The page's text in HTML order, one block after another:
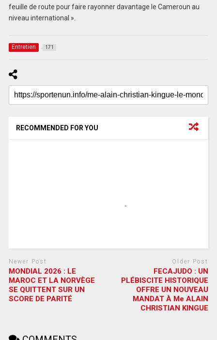
feuille de route pour faire rayonner davantage le Cameroun au
niveau international ».
Entretien 171
RECOMMENDED FOR YOU
Newer Post
MONDIAL 2026 : LE
MAROC ET LA NORVÈGE
SE QUITTENT SUR UN
SCORE DE PARITÉ
Older Post
FECAJUDO : UN
PLÉBISCITE HISTORIQUE
OFFRE UN NOUVEAU
MANDAT À Me ALAIN
CHRISTIAN KINGUE